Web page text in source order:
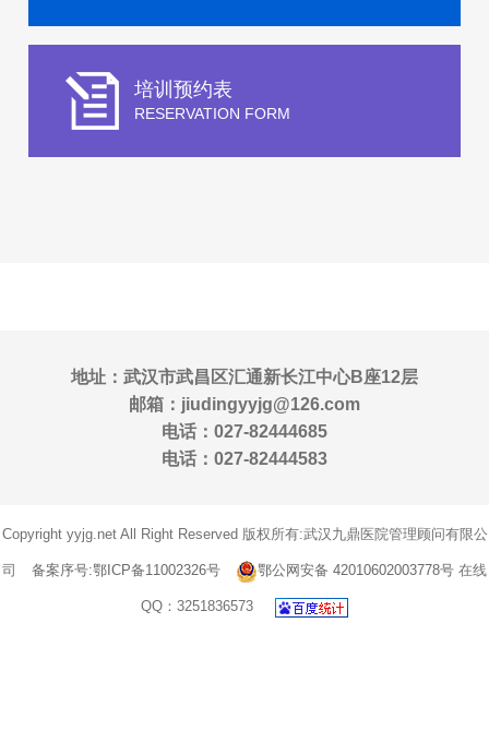
培训预约表
RESERVATION FORM
地址：武汉市武昌区汇通新长江中心B座12层
邮箱：jiudingyyjg@126.com
电话：027-82444685
电话：027-82444583
Copyright yyjg.net All Right Reserved 版权所有:武汉九鼎医院管理顾问有限公
司 备案序号:鄂ICP备11002326号 鄂公网安备 42010602003778号 在线
QQ：3251836573